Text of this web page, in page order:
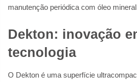
manutenção periódica com óleo
Dekton: inovação
tecnologia
O Dekton é uma superfície